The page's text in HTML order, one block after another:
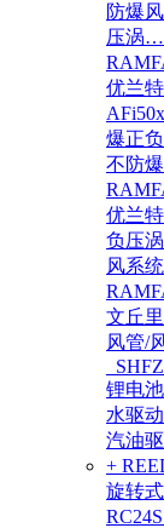
防爆
压涡…
优兰
爆正
不防
优兰
负压
风系统
文丘
风管/
锂电
水驱
汽油
+
旋转